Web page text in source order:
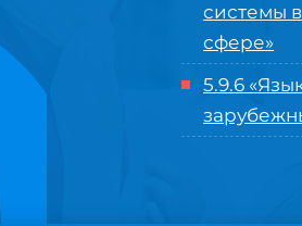
системы
сфере»
5.9.6